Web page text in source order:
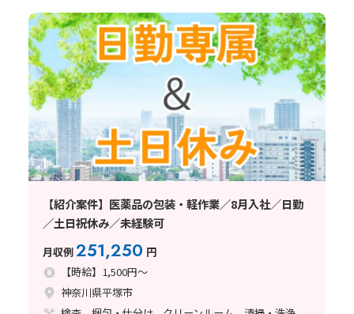
【紹介案件】医薬品の包装・軽作業／8月入社／日勤
／土日祝休み／未経験可
月収例251,250 円
【時給】1,500円～
神奈川県平塚市